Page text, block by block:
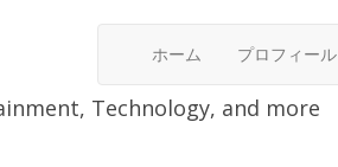
ホーム プロフィール
Technology, and more